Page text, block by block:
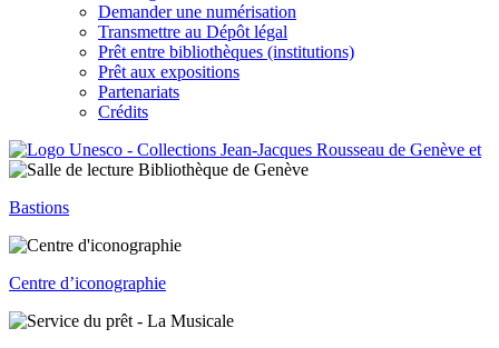
Demander une numérisation
Transmettre au Dépôt légal
Prêt entre bibliothèques (institutions)
Prêt aux expositions
Partenariats
Crédits
Bastions
Centre d’iconographie